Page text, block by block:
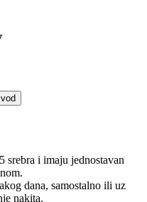
srebra i imaju jednostavan
dana, samostalno ili uz
nakita.